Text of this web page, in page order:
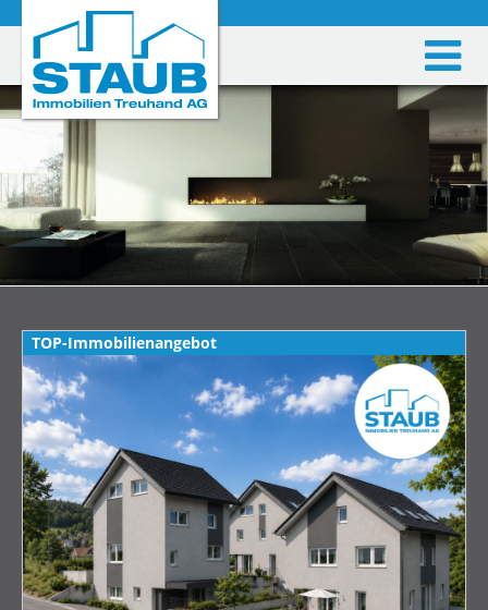
TOP-Immobilienangebot